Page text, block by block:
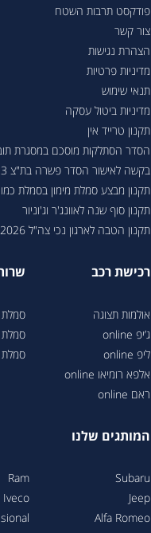
פודקסט תרבות השטח
צור קשר
הצהרת נגישות
מדיניות פרטיות
תנאי שימוש
מדיניות ביטול עסקה
תקנון טרייד אין
הסדר הסתלקות מוסכם במסגרת
בקשה לאישור הסדר פשרה בת"צ 38503-08-23 בעניין טווחי נסיעה ברכבי פיאט 500 חשמליים
תקנון מבצע סמלת מימון בסמלת
תקנון סוף שנה לאוונג'ר וג'וניור
תקנון הטבה לארגון נכי צה"ל 2026
רכישת רכב
אולמות תצוגה
ג’יפ online
ליפ online
אלפא רומיאו online
ראם online
סמלת Adventure
המותגים שלנו
Subaru
Jeep
Alfa Romeo
Ram
Iveco